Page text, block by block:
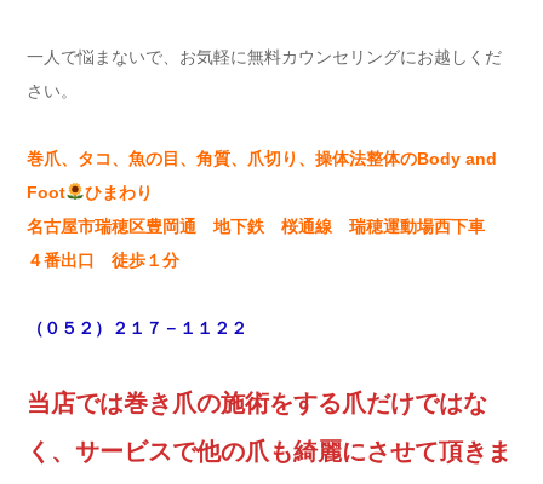
一人で悩まないで、お気軽に無料カウンセリングにお越しくだ
さい。
巻爪、タコ、魚の目、角質、爪切り、操体法整体のBody and
Foot
ひまわり
名古屋市瑞穂区豊岡通 地下鉄 桜通線 瑞穂運動場西下車
４番出口 徒歩１分
（０５２）２１７－１１２２
当店では巻き爪の施術をする爪だけではな
く、サービスで他の爪も綺麗にさせて頂きま